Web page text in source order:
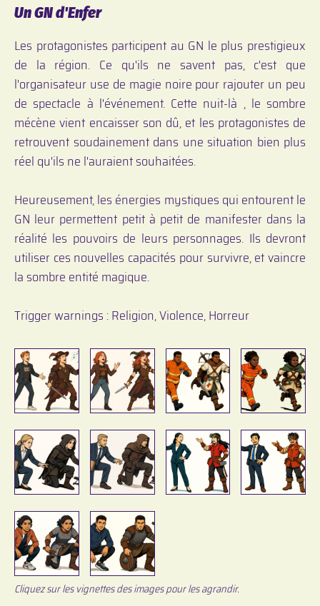
Un GN d'Enfer
Les protagonistes participent au GN le plus prestigieux
de la région. Ce qu'ils ne savent pas, c'est que
l'organisateur use de magie noire pour rajouter un peu
de spectacle à l'événement. Cette nuit-là , le sombre
mécène vient encaisser son dû, et les protagonistes de
retrouvent soudainement dans une situation bien plus
réel qu'ils ne l'auraient souhaitées.
Heureusement, les énergies mystiques qui entourent le
GN leur permettent petit à petit de manifester dans la
réalité les pouvoirs de leurs personnages. Ils devront
utiliser ces nouvelles capacités pour survivre, et vaincre
la sombre entité magique.
Trigger warnings : Religion, Violence, Horreur
Cliquez sur les vignettes des images pour les agrandir.